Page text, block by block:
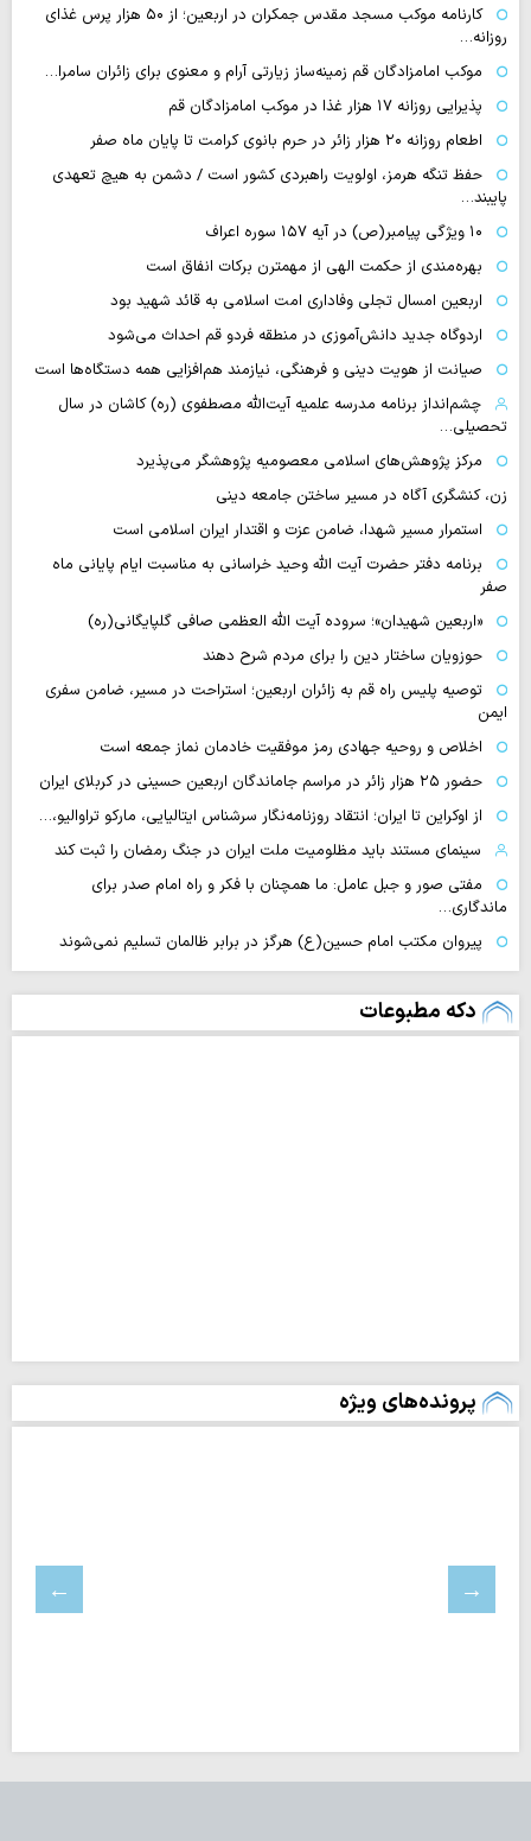
کارنامه موکب مسجد مقدس جمکران در اربعین؛ از ۵۰ هزار پرس غذای
روزانه…
موکب امامزادگان قم زمینه‌ساز زیارتی آرام و معنوی برای زائران سامرا…
پذیرایی روزانه ۱۷ هزار غذا در موکب امامزادگان قم
اطعام روزانه ۲۰ هزار زائر در حرم بانوی کرامت تا پایان ماه صفر
حفظ تنگه هرمز، اولویت راهبردی کشور است / دشمن به هیچ تعهدی
پایبند…
۱۰ ویژگی پیامبر(ص) در آیه ۱۵۷ سوره اعراف
بهره‌مندی از حکمت الهی از مهمترن برکات انفاق است
اربعین امسال تجلی وفاداری امت اسلامی به قائد شهید بود
اردوگاه جدید دانش‌آموزی در منطقه فردو قم احداث می‌شود
صیانت از هویت دینی و فرهنگی، نیازمند هم‌افزایی همه دستگاه‌ها است
چشم‌انداز برنامه مدرسه علمیه آیت‌الله مصطفوی (ره) کاشان در سال
تحصیلی…
مرکز پژوهش‌های اسلامی معصومیه پژوهشگر می‌پذیرد
زن، کنشگری آگاه در مسیر ساختن جامعه دینی
استمرار مسیر شهدا، ضامن عزت و اقتدار ایران اسلامی است
برنامه دفتر حضرت آیت الله وحید خراسانی به مناسبت ایام پایانی ماه
صفر
«اربعین شهیدان»؛ سروده آیت الله العظمی صافی گلپایگانی(ره)
حوزویان ساختار دین را برای مردم شرح دهند
توصیه پلیس راه قم به زائران اربعین؛ استراحت در مسیر، ضامن سفری
ایمن
اخلاص و روحیه جهادی رمز موفقیت خادمان نماز جمعه است
حضور ۲۵ هزار زائر در مراسم جاماندگان اربعین حسینی در کربلای ایران
از اوکراین تا ایران؛ انتقاد روزنامه‌نگار سرشناس ایتالیایی، مارکو تراوالیو،…
سینمای مستند باید مظلومیت ملت ایران در جنگ رمضان را ثبت کند
مفتی صور و جبل عامل: ما همچنان با فکر و راه امام صدر برای
ماندگاری…
پیروان مکتب امام حسین(ع) هرگز در برابر ظالمان تسلیم نمی‌شوند
دکه مطبوعات
پرونده‌های ویژه